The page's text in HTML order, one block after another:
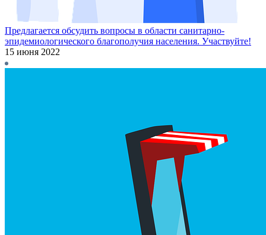
Предлагается обсудить вопросы в области санитарно-
эпидемиологического благополучия населения. Участвуйте!
15 июня 2022